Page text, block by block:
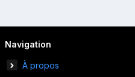
Navigation
À propos